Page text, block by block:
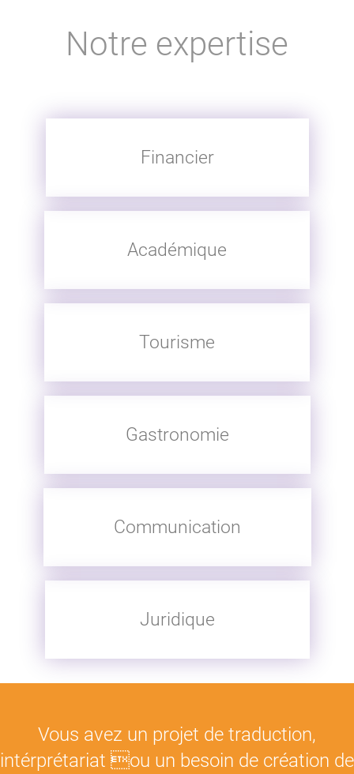
Notre expertise
Financier
Académique
Tourisme
Gastronomie
Communication
Juridique
Vous avez un projet de traduction,
intérprétariat ou un besoin de création de